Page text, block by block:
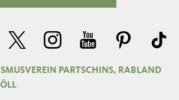
PARTSCHINS, RABLAND